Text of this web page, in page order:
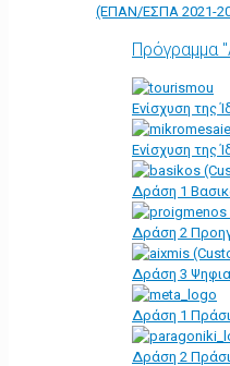
(ΕΠΑΝ/ΕΣΠΑ 2021-
Πρόγραμμα
Ενίσχυση της
Ενίσχυση της
Δράση 1
Δράση 2
Δράση 3
Δράση 1
Δράση 2